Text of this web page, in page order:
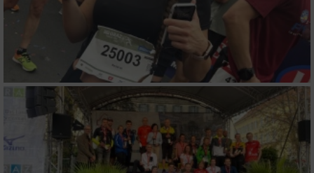
Messung der Werbeleistung
Messung der Performance von Inhalten
Analyse von Zielgruppen durch Statistiken
oder Kombinationen von Daten aus
verschiedenen Quellen
Entwicklung und Verbesserung der Angebote